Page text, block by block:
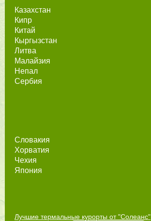
Казахстан
Кипр
Китай
Кыргызстан
Литва
Малайзия
Непал
Сербия
Словакия
Хорватия
Чехия
Япония
Лучшие термальные курорты от "Солеанс"